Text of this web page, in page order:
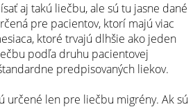
aj takú liečbu, ale sú tu jasne dané
pre pacientov, ktorí majú viac
ktoré trvajú dlhšie ako jeden
podľa druhu pacientovej
predpisovaných liekov.
určené len pre liečbu migrény. Ak sú